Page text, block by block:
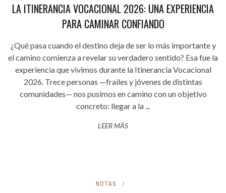
LA ITINERANCIA VOCACIONAL 2026: UNA EXPERIENCIA
PARA CAMINAR CONFIANDO
¿Qué pasa cuando el destino deja de ser lo más importante y
el camino comienza a revelar su verdadero sentido? Esa fue la
experiencia que vivimos durante la Itinerancia Vocacional
2026. Trece personas —frailes y jóvenes de distintas
comunidades— nos pusimos en camino con un objetivo
concreto: llegar a la ...
LEER MÁS
NOTAS